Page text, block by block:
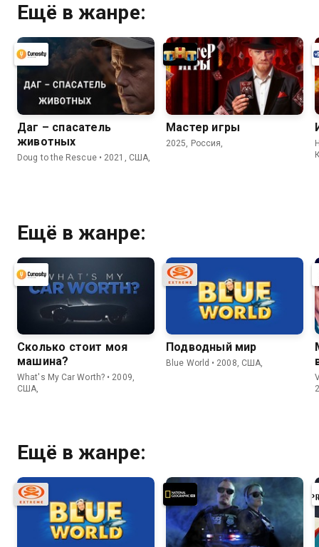
Ещё в жанре:
Даг – спасатель
животных
Doug to the Rescue • 2021, США,
Мастер игры
2025, Россия,
Ещё в жанре:
Сколько стоит моя
машина?
What's My Car Worth? • 2009,
США,
Подводный мир
Blue World • 2008, США,
Ещё в жанре: